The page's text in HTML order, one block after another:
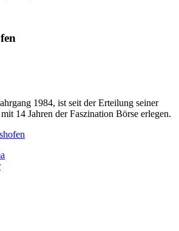
1984, ist seit der Erteilung seiner
14 Jahren der Faszination Börse erlegen.